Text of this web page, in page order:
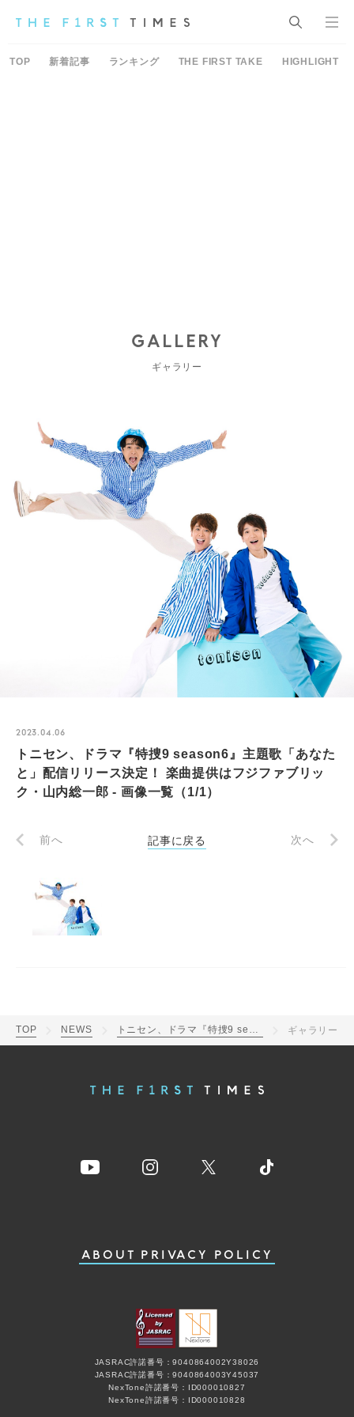
TOP 新着記事 ランキング THE FIRST TAKE HIGHLIGHT
GALLERY
ギャラリー
2023.04.06
トニセン、ドラマ『特捜9 season6』主題歌「あなた
と」配信リリース決定！ 楽曲提供はフジファブリッ
ク・山内総一郎 - 画像一覧（1/1）
前へ 記事に戻る 次へ
TOP NEWS トニセン、ドラマ『特捜9 season6』主題歌「あなたと」配信リリース決定！ 楽曲提供はフジファブリック・山内総一郎 ギャラリー
ABOUT PRIVACY POLICY
JASRAC許諾番号：9040864002Y38026
JASRAC許諾番号：9040864003Y45037
NexTone許諾番号：ID000010827
NexTone許諾番号：ID000010828